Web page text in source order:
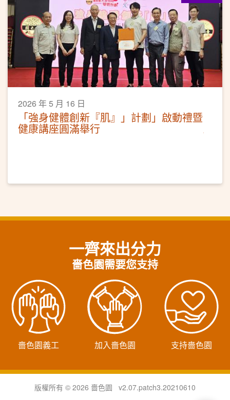
2026 年 5 月 16 日
「強身健體創新『肌』」計劃」啟動禮暨
健康講座圓滿舉行
一齊來出分力
嗇色園需要您支持
嗇色園義工 加入嗇色園 支持嗇色園
版權所有 © 2026 嗇色園 v2.07.patch3.20210610